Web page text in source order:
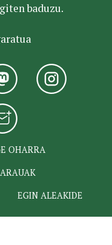
baduzu.
OHARRA
ARAUAK
EGIN ALEAKIDE